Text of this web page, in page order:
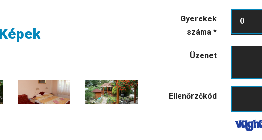
Gyerekek
száma*
0
Üzenet
Ellenőrzőkód